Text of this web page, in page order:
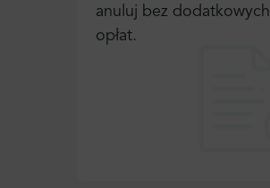
anuluj bez dodatkowych
opłat.